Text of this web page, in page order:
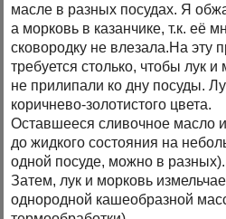
масле в разных посудах. Я
а морковь в казанчике, т.к. её
сковородку не влезала.На эту
требуется столько, чтобы лук
не прилипали ко дну посуды.
коричнево-золотистого цвета.
Оставшееся сливочное масло
до жидкого состояния на
одной посуде, можно в разных).
Затем, лук и морковь
однородной кашеобразной